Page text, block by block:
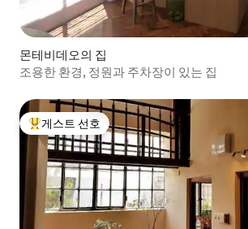
몬테비데오의 집
조용한 환경, 정원과 주차장이 있는 집
상위 게스트 선호
게스트 선호